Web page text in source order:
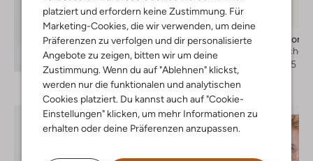
platziert und erfordern keine Zustimmung. Für
Marketing-Cookies, die wir verwenden, um deine
Präferenzen zu verfolgen und dir personalisierte
Angebote zu zeigen, bitten wir um deine
Zustimmung. Wenn du auf "Ablehnen" klickst,
werden nur die funktionalen und analytischen
Cookies platziert. Du kannst auch auf "Cookie-
Einstellungen" klicken, um mehr Informationen zu
erhalten oder deine Präferenzen anzupassen.
Entdecke den Look
-50%
Fred De La
Crossbody taschen
€ 119,95
€ 59,95